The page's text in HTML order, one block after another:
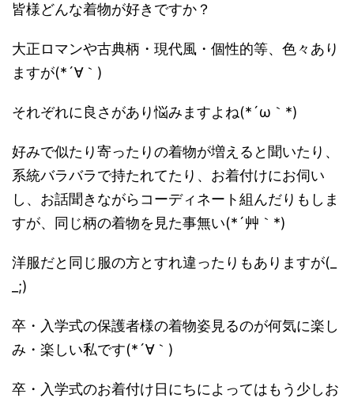
皆様どんな着物が好きですか？
大正ロマンや古典柄・現代風・個性的等、色々あり
ますが(*´∀｀)
それぞれに良さがあり悩みますよね(*´ω｀*)
好みで似たり寄ったりの着物が増えると聞いたり、
系統バラバラで持たれてたり、お着付けにお伺い
し、お話聞きながらコーディネート組んだりもしま
すが、同じ柄の着物を見た事無い(*´艸｀*)
洋服だと同じ服の方とすれ違ったりもありますが(_
_;)
卒・入学式の保護者様の着物姿見るのが何気に楽し
み・楽しい私です(*´∀｀)
卒・入学式のお着付け日にちによってはもう少しお